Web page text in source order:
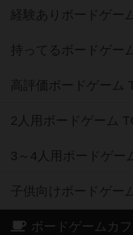
経験ありボードゲー
持ってるボードゲー
高評価ボードゲーム
2人用ボードゲーム
3～4人用ボードゲー
子供向けボードゲー
ボードゲームカフ